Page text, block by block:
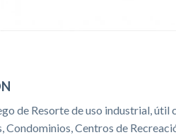
de Resorte de uso industrial, útil
Condominios, Centros de